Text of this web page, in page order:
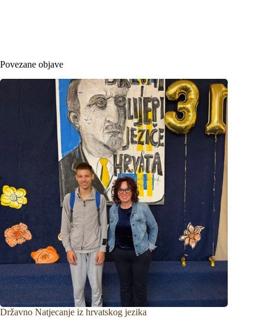
Povezane objave
Državno Natjecanje iz hrvatskog jezika